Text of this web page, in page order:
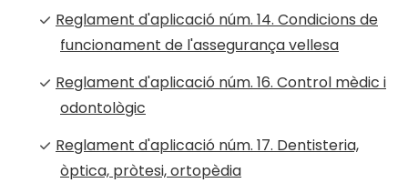
Reglament d'aplicació núm. 14. Condicions de
funcionament de l'assegurança vellesa
Reglament d'aplicació núm. 16. Control mèdic i
odontològic
Reglament d'aplicació núm. 17. Dentisteria,
òptica, pròtesi, ortopèdia